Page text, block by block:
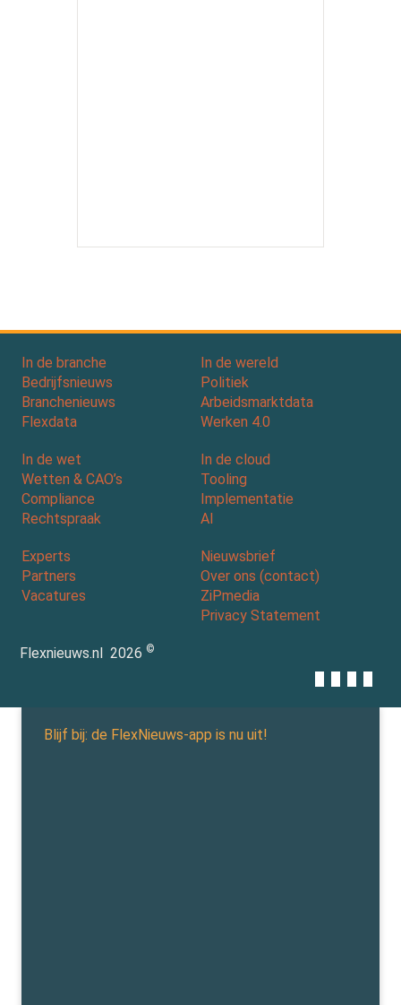
In de branche
Bedrijfsnieuws
Branchenieuws
Flexdata
In de wereld
Politiek
Arbeidsmarktdata
Werken 4.0
In de wet
Wetten & CAO’s
Compliance
Rechtspraak
In de cloud
Tooling
Implementatie
AI
Experts
Partners
Vacatures
Nieuwsbrief
Over ons (contact)
ZiPmedia
Privacy Statement
Flexnieuws.nl 2026 ©
Blijf bij: de FlexNieuws-app is nu uit!